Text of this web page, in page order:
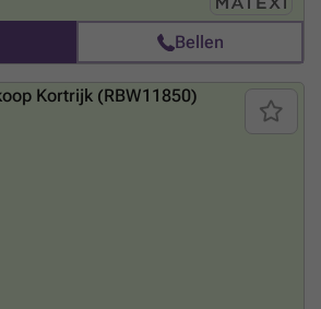
Vetex is een duurzame, groene
Vetex-site, vlak bij het stadscentrum. Je
van winkels, horeca, cultuur en openbaar
buurtpark als groene buur.Meer info via ###
Bellen